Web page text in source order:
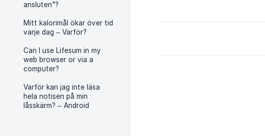
ansluten"?
Mitt kalorimål ökar över tid
varje dag – Varför?
Can I use Lifesum in my
web browser or via a
computer?
Varför kan jag inte läsa
hela notisen på min
låsskärm? – Android